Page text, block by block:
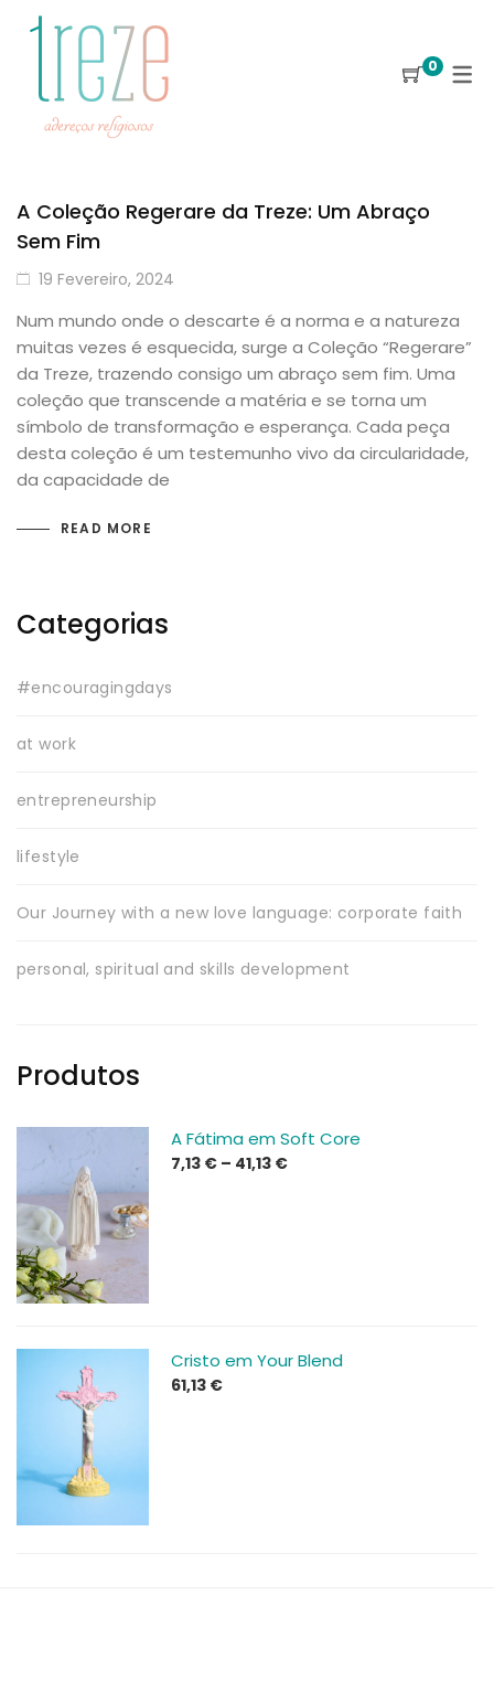
0
A Coleção Regerare da Treze: Um Abraço
Sem Fim
19 Fevereiro, 2024
Num mundo onde o descarte é a norma e a natureza
muitas vezes é esquecida, surge a Coleção “Regerare”
da Treze, trazendo consigo um abraço sem fim. Uma
coleção que transcende a matéria e se torna um
símbolo de transformação e esperança. Cada peça
desta coleção é um testemunho vivo da circularidade,
da capacidade de
READ MORE
Categorias
#encouragingdays
at work
entrepreneurship
lifestyle
Our Journey with a new love language: corporate faith
personal, spiritual and skills development
Produtos
A Fátima em Soft Core
7,13 € – 41,13 €Price
Cristo em Your Blend
61,13 €